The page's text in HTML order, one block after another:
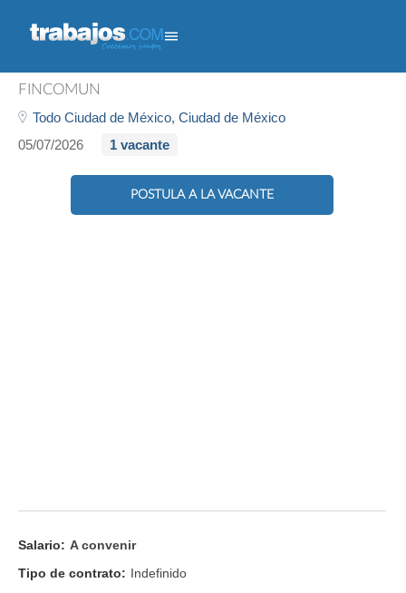
Analista Telemarketing
FINCOMÚN
Todo Ciudad de México, Ciudad de México
05/07/2026
1 vacante
POSTULA A LA VACANTE
Salario: A convenir
Tipo de contrato: Indefinido